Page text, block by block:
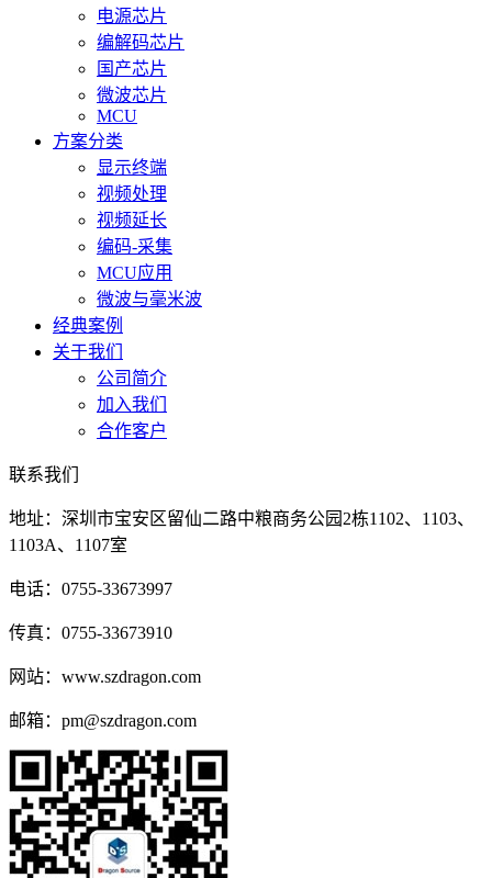
电源芯片
编解码芯片
国产芯片
微波芯片
MCU
方案分类
显示终端
视频处理
视频延长
编码-采集
MCU应用
微波与毫米波
经典案例
关于我们
公司简介
加入我们
合作客户
联系我们
地址：深圳市宝安区留仙二路中粮商务公园2栋1102、1103、
1103A、1107室
电话：0755-33673997
传真：0755-33673910
网站：www.szdragon.com
邮箱：pm@szdragon.com